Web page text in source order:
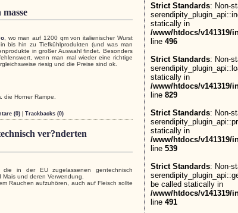
, wo man auf 1200 qm von italienischer Wurst
bis hin zu Tiefkühlprodukten (und was man
in großer Auswahl findet. Besonders
wenn man mal wieder eine richtige
riesig und die Preise sind ok.
die Horner Rampe.
(0)| Trackbacks (0)
ver?nderten
in der EU zugelassenen gentechnisch
und deren Verwendung.
Rauchen aufzuhören, auch auf Fleisch sollte
Strict Standards: Non-
statically in
/www/htdocs/
line 496
Strict Standards: Non-
statically in
/www/htdocs/
line 829
Strict Standards: Non-
statically in
/www/htdocs/
line 539
Strict Standards: Non-
be called statically in
/www/htdocs/
line 491